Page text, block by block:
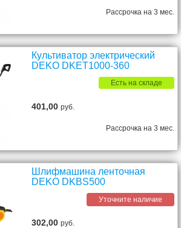
Рассрочка на 3 мес.
Культиватор электрический
DEKO DKET1000-360
Есть на складе
401,00руб.
Рассрочка на 3 мес.
Шлифмашина ленточная
DEKO DKBS500
Уточните наличие
302,00руб.